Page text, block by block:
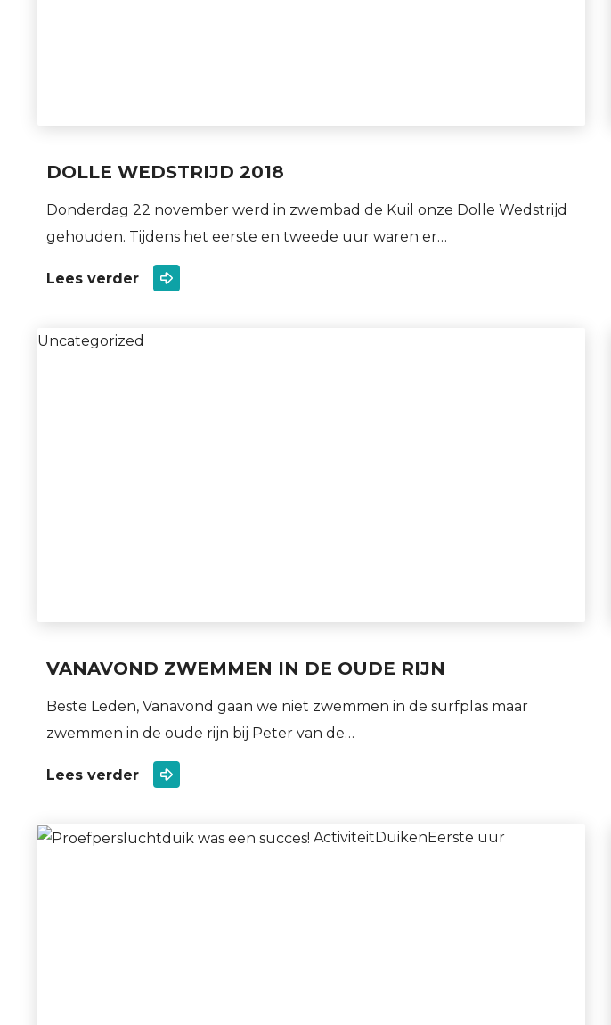
DOLLE WEDSTRIJD 2018
Donderdag 22 november werd in zwembad de Kuil onze Dolle Wedstrijd
gehouden. Tijdens het eerste en tweede uur waren er…
Lees verder
Uncategorized
VANAVOND ZWEMMEN IN DE OUDE RIJN
Beste Leden, Vanavond gaan we niet zwemmen in de surfplas maar
zwemmen in de oude rijn bij Peter van de…
Lees verder
ActiviteitDuikenEerste uur